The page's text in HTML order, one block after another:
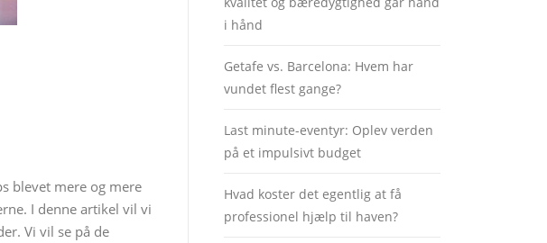
blevet mere og mere
I denne artikel vil vi
Vi vil se på de
i hånd
Getafe vs. Barcelona: Hvem har
vundet flest gange?
Last minute-eventyr: Oplev verden
på et impulsivt budget
Hvad koster det egentlig at få
professionel hjælp til haven?